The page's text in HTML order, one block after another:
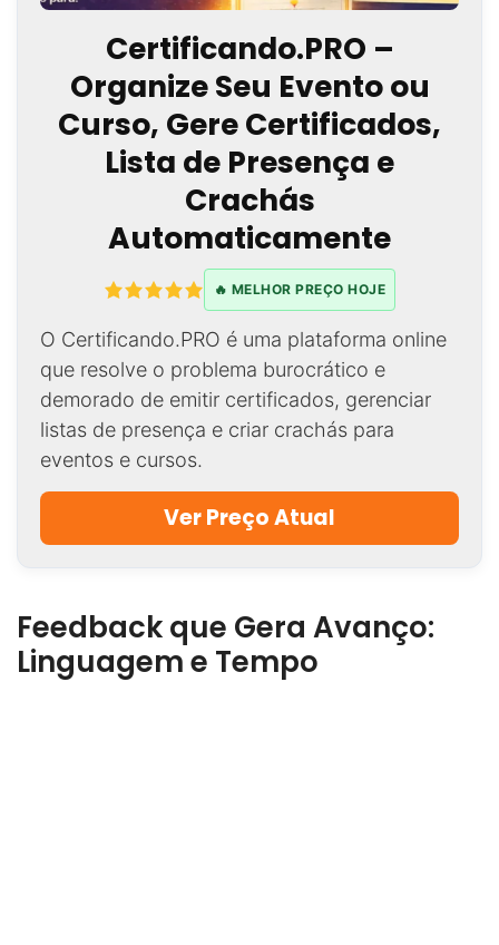
Certificando.PRO –
Organize Seu Evento ou
Curso, Gere Certificados,
Lista de Presença e
Crachás
Automaticamente
🔥 MELHOR PREÇO HOJE
O Certificando.PRO é uma plataforma online
que resolve o problema burocrático e
demorado de emitir certificados, gerenciar
listas de presença e criar crachás para
eventos e cursos.
Ver Preço Atual
Feedback que Gera Avanço:
Linguagem e Tempo